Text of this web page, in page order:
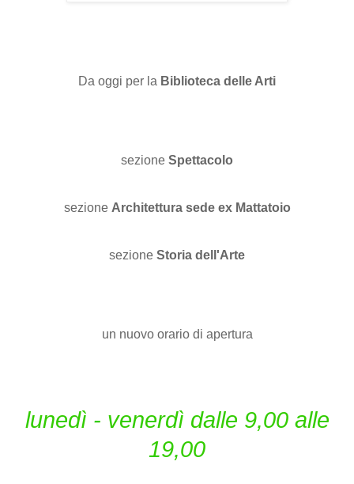
Da oggi per la Biblioteca delle Arti
sezione Spettacolo
sezione Architettura sede ex Mattatoio
sezione Storia dell'Arte
un nuovo orario di apertura
lunedì - venerdì dalle 9,00 alle
19,00